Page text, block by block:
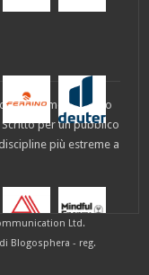
ha come obiettivo
per un pubblico
più estreme a
Ltd.
Blogosphera - reg.